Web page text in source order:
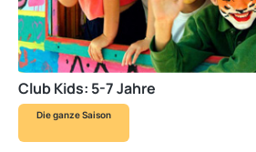
Club Kids: 5-7 Jahre
Die ganze Saison